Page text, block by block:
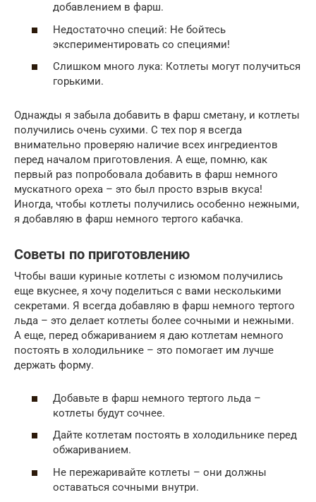
добавлением в фарш.
Недостаточно специй: Не бойтесь
экспериментировать со специями!
Слишком много лука: Котлеты могут получиться
горькими.
Однажды я забыла добавить в фарш сметану, и котлеты
получились очень сухими. С тех пор я всегда
внимательно проверяю наличие всех ингредиентов
перед началом приготовления. А еще, помню, как
первый раз попробовала добавить в фарш немного
мускатного ореха – это был просто взрыв вкуса!
Иногда, чтобы котлеты получились особенно нежными,
я добавляю в фарш немного тертого кабачка.
Советы по приготовлению
Чтобы ваши куриные котлеты с изюмом получились
еще вкуснее, я хочу поделиться с вами несколькими
секретами. Я всегда добавляю в фарш немного тертого
льда – это делает котлеты более сочными и нежными.
А еще, перед обжариванием я даю котлетам немного
постоять в холодильнике – это помогает им лучше
держать форму.
Добавьте в фарш немного тертого льда –
котлеты будут сочнее.
Дайте котлетам постоять в холодильнике перед
обжариванием.
Не пережаривайте котлеты – они должны
оставаться сочными внутри.